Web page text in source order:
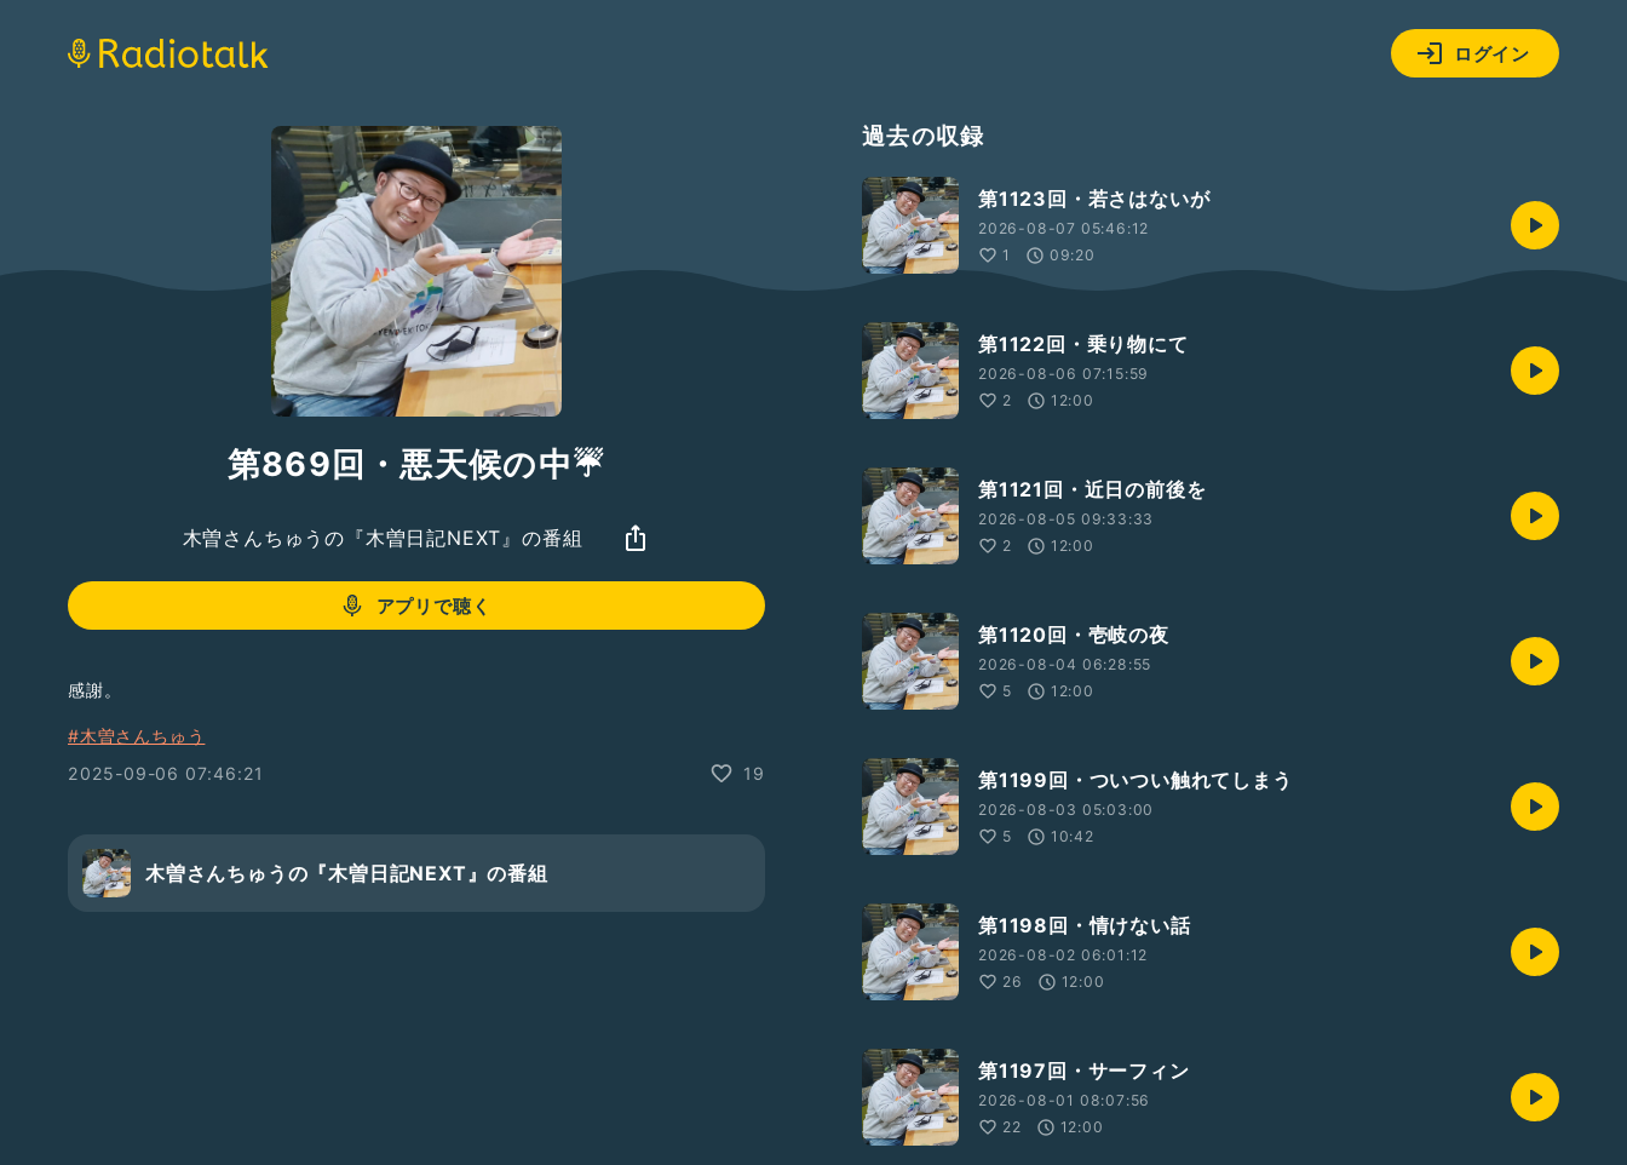
ログイン
第869回・悪天候の中☔
木曽さんちゅうの『木曽日記NEXT』の番組
アプリで聴く
感謝。
#木曽さんちゅう
2025-09-06 07:46:21
19
木曽さんちゅうの『木曽日記NEXT』の番組
過去の収録
第1123回・若さはないが
2026-08-07 05:46:12
1
09:20
第1122回・乗り物にて
2026-08-06 07:15:59
2
12:00
第1121回・近日の前後を
2026-08-05 09:33:33
2
12:00
第1120回・壱岐の夜
2026-08-04 06:28:55
5
12:00
第1199回・ついつい触れてしまう
2026-08-03 05:03:00
5
10:42
第1198回・情けない話
2026-08-02 06:01:12
26
12:00
第1197回・サーフィン
2026-08-01 08:07:56
22
12:00